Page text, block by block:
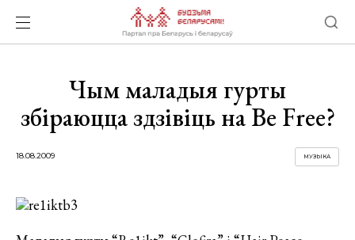
Чым маладыя гурты
збіраюцца здзівіць на Be Free?
18.08.2009 МУЗЫКА